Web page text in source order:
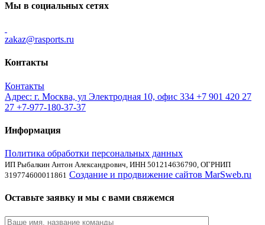
Мы в социальных сетях
zakaz@rasports.ru
Контакты
Контакты
Адрес: г. Москва, ул Электродная 10, офис 334 +7 901 420 27
27 +7-977-180-37-37
Информация
Политика обработки персональных данных
ИП Рыбалкин Антон Александрович, ИНН 501214636790, ОГРНИП
319774600011861 Создание и продвижение сайтов MarSweb.ru
Оставьте заявку и мы с вами свяжемся